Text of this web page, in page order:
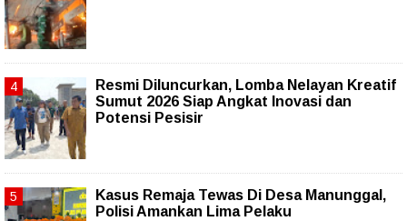
Resmi Diluncurkan, Lomba Nelayan Kreatif
Sumut 2026 Siap Angkat Inovasi dan
Potensi Pesisir
Kasus Remaja Tewas Di Desa Manunggal,
Polisi Amankan Lima Pelaku